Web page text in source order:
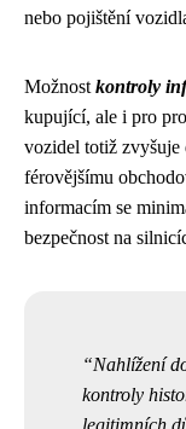
nebo pojištění
Možnost kontroly
kupující, ale i pro
vozidel totiž zvyšuje
férovějšímu
informacím se
bezpečnost na
Nahlížení
kontroly
legitimních